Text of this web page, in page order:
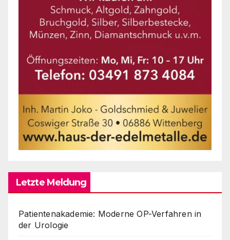
Letzte Meldung
Patientenakademie: Moderne OP-Verfahren in
der Urologie